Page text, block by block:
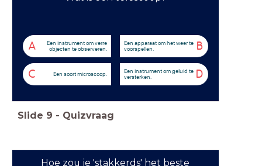
A
Een instrument om verre
objecten te observeren.
B
Een apparaat om het weer te
voorspellen.
C Een soort microscoop. D
Een instrument om geluid te
versterken.
Slide 9 - Quizvraag
Hoe zou je 'stakkerds' het beste